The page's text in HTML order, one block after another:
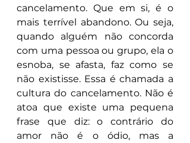
cancelamento. Que em si, é o
mais terrível abandono. Ou seja,
quando alguém não concorda
com uma pessoa ou grupo, ela o
esnoba, se afasta, faz como se
não existisse. Essa é chamada a
cultura do cancelamento. Não é
atoa que existe uma pequena
frase que diz: o contrário do
amor não é o ódio, mas a